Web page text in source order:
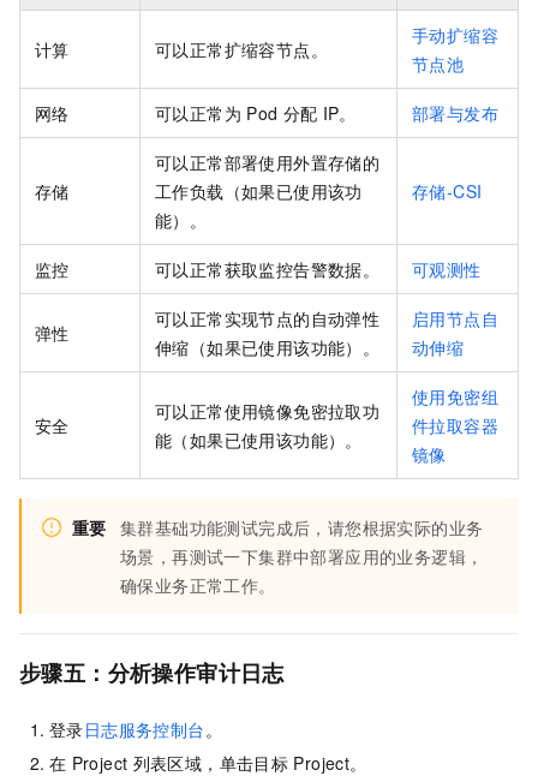
计算 可以正常扩缩容节点。
手动扩缩容
节点池
网络 可以正常为 Pod 分配 IP。 部署与发布
存储
可以正常部署使用外置存储的
工作负载（如果已使用该功
能）。
存储-CSI
监控 可以正常获取监控告警数据。 可观测性
弹性
可以正常实现节点的自动弹性
伸缩（如果已使用该功能）。
启用节点自
动伸缩
安全
可以正常使用镜像免密拉取功
能（如果已使用该功能）。
使用免密组
件拉取容器
镜像
重要 集群基础功能测试完成后，请您根据实际的业务
场景，再测试一下集群中部署应用的业务逻辑，
确保业务正常工作。
步骤五：分析操作审计日志
登录日志服务控制台 。
在 Project 列表区域，单击目标 Project。